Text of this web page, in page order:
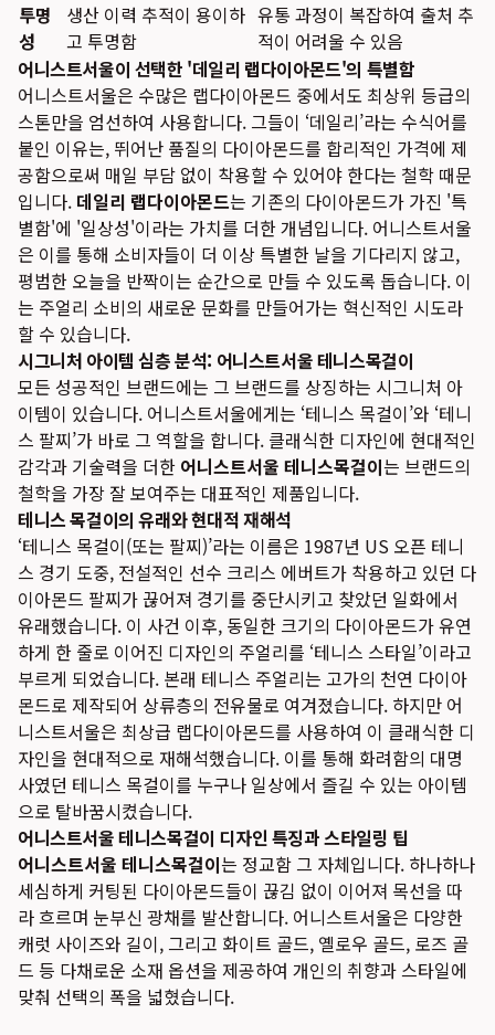
투명
성
생산 이력 추적이 용이하
고 투명함
유통 과정이 복잡하여 출처 추
적이 어려울 수 있음
어니스트서울이 선택한 '데일리 랩다이아몬드'의 특별함
어니스트서울은 수많은 랩다이아몬드 중에서도 최상위 등급의
스톤만을 엄선하여 사용합니다. 그들이 ‘데일리’라는 수식어를
붙인 이유는, 뛰어난 품질의 다이아몬드를 합리적인 가격에 제
공함으로써 매일 부담 없이 착용할 수 있어야 한다는 철학 때문
입니다. 데일리 랩다이아몬드는 기존의 다이아몬드가 가진 '특
별함'에 '일상성'이라는 가치를 더한 개념입니다. 어니스트서울
은 이를 통해 소비자들이 더 이상 특별한 날을 기다리지 않고,
평범한 오늘을 반짝이는 순간으로 만들 수 있도록 돕습니다. 이
는 주얼리 소비의 새로운 문화를 만들어가는 혁신적인 시도라
할 수 있습니다.
시그니처 아이템 심층 분석: 어니스트서울 테니스목걸이
모든 성공적인 브랜드에는 그 브랜드를 상징하는 시그니처 아
이템이 있습니다. 어니스트서울에게는 ‘테니스 목걸이’와 ‘테니
스 팔찌’가 바로 그 역할을 합니다. 클래식한 디자인에 현대적인
감각과 기술력을 더한 어니스트서울 테니스목걸이는 브랜드의
철학을 가장 잘 보여주는 대표적인 제품입니다.
테니스 목걸이의 유래와 현대적 재해석
‘테니스 목걸이(또는 팔찌)’라는 이름은 1987년 US 오픈 테니
스 경기 도중, 전설적인 선수 크리스 에버트가 착용하고 있던 다
이아몬드 팔찌가 끊어져 경기를 중단시키고 찾았던 일화에서
유래했습니다. 이 사건 이후, 동일한 크기의 다이아몬드가 유연
하게 한 줄로 이어진 디자인의 주얼리를 ‘테니스 스타일’이라고
부르게 되었습니다. 본래 테니스 주얼리는 고가의 천연 다이아
몬드로 제작되어 상류층의 전유물로 여겨졌습니다. 하지만 어
니스트서울은 최상급 랩다이아몬드를 사용하여 이 클래식한 디
자인을 현대적으로 재해석했습니다. 이를 통해 화려함의 대명
사였던 테니스 목걸이를 누구나 일상에서 즐길 수 있는 아이템
으로 탈바꿈시켰습니다.
어니스트서울 테니스목걸이 디자인 특징과 스타일링 팁
어니스트서울 테니스목걸이는 정교함 그 자체입니다. 하나하나
세심하게 커팅된 다이아몬드들이 끊김 없이 이어져 목선을 따
라 흐르며 눈부신 광채를 발산합니다. 어니스트서울은 다양한
캐럿 사이즈와 길이, 그리고 화이트 골드, 옐로우 골드, 로즈 골
드 등 다채로운 소재 옵션을 제공하여 개인의 취향과 스타일에
맞춰 선택의 폭을 넓혔습니다.